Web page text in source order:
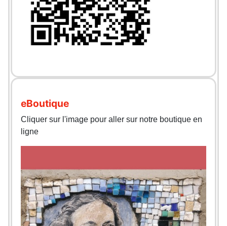
eBoutique
Cliquer sur l'image pour aller sur notre boutique en
ligne